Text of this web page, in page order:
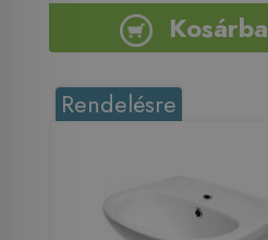
Kosárba
Rendelésre